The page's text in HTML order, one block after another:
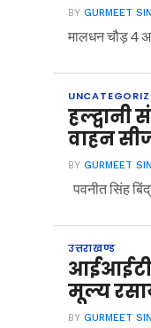
BY GURMEET
मालधन चौड़ 4
वाहन
BY GURMEET
पवनीत सिंह
उत्तराखण्ड
आईआईटी
मूल्य
BY GURMEET